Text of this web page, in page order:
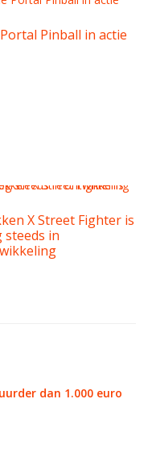
Pinball in actie
X Street Fighter is
steeds in
dan 1.000 euro